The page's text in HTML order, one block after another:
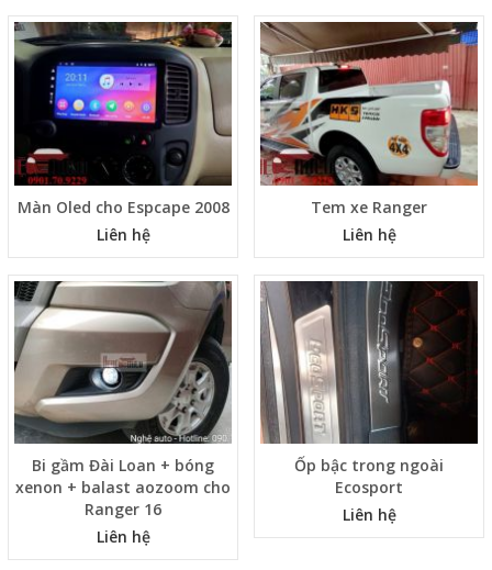
Màn Oled cho Espcape 2008
Liên hệ
Tem xe Ranger
Liên hệ
Bi gầm Đài Loan + bóng
xenon + balast aozoom cho
Ranger 16
Liên hệ
Ốp bậc trong ngoài
Ecosport
Liên hệ